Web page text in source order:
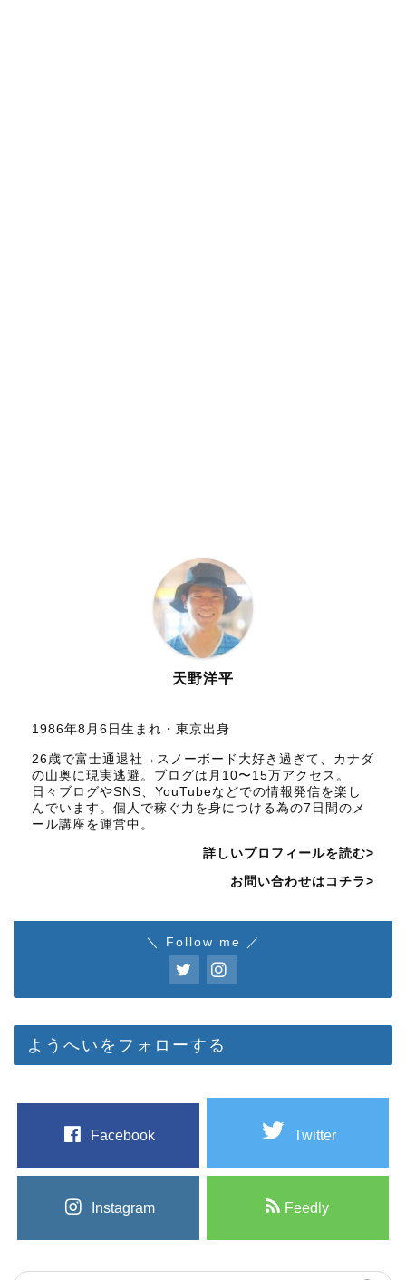
天野洋平
1986年8月6日生まれ・東京出身
26歳で富士通退社→スノーボード大好き過ぎて、カナダ
の山奥に現実逃避。ブログは月10〜15万アクセス。
日々ブログやSNS、YouTubeなどでの情報発信を楽し
んでいます。個人で稼ぐ力を身につける為の7日間のメ
ール講座を運営中。
詳しいプロフィールを読む>
お問い合わせはコチラ>
＼ Follow me ／
ようへいをフォローする
Facebook Twitter
Instagram Feedly